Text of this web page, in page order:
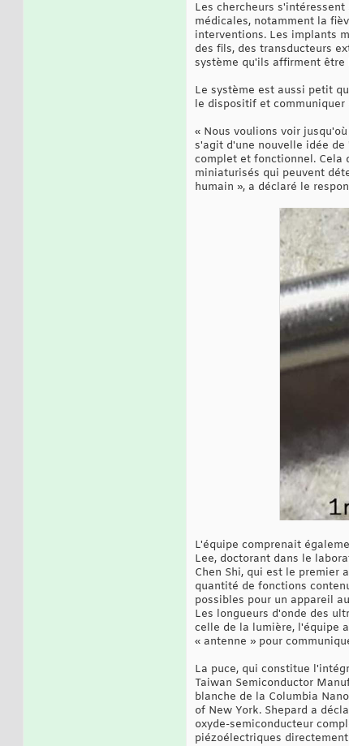
Les chercheurs
médicales, notamment la
interventions. Les implants
des fils, des transducteurs
système qu'ils affirment être
Le système est aussi petit
le dispositif et communiquer
« Nous voulions voir
s'agit d'une nouvelle idée
complet et fonctionnel. Cela
miniaturisés qui peuvent
humain », a déclaré le
L'équipe comprenait
Lee, doctorant dans le
Chen Shi, qui est le premier
quantité de fonctions
possibles pour un appareil
Les longueurs d'onde des
celle de la lumière, l'équipe
« antenne » pour
La puce, qui constitue
Taiwan Semiconductor
blanche de la Columbia
of New York. Shepard a
oxyde-semiconducteur
piézoélectriques